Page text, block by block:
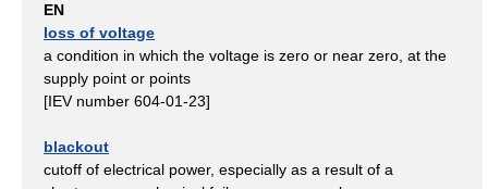
EN
loss of voltage
a condition in which the voltage is zero or near zero, at the
supply point or points
[IEV number 604-01-23]
blackout
cutoff of electrical power, especially as a result of a